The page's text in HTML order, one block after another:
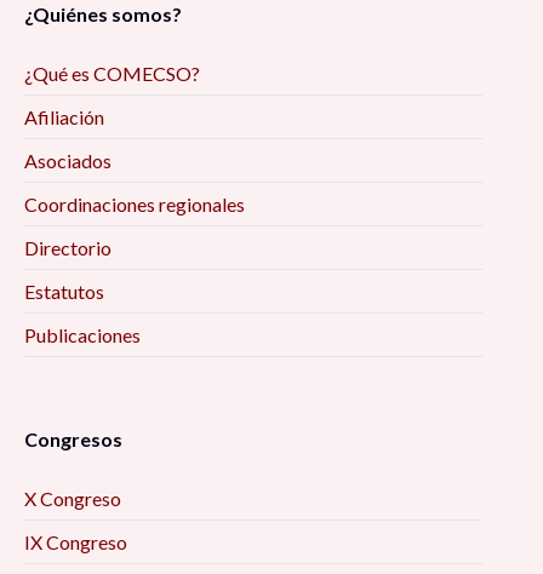
¿Quiénes somos?
¿Qué es COMECSO?
Afiliación
Asociados
Coordinaciones regionales
Directorio
Estatutos
Publicaciones
Congresos
X Congreso
IX Congreso